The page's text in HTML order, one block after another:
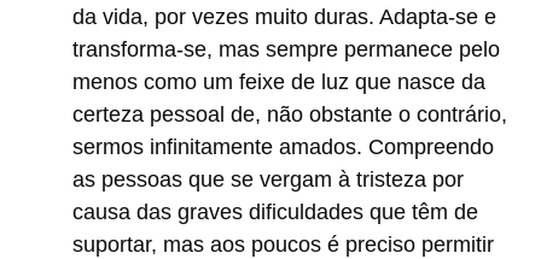
da vida, por vezes muito duras. Adapta-se e
transforma-se, mas sempre permanece pelo
menos como um feixe de luz que nasce da
certeza pessoal de, não obstante o contrário,
sermos infinitamente amados. Compreendo
as pessoas que se vergam à tristeza por
causa das graves dificuldades que têm de
suportar, mas aos poucos é preciso permitir